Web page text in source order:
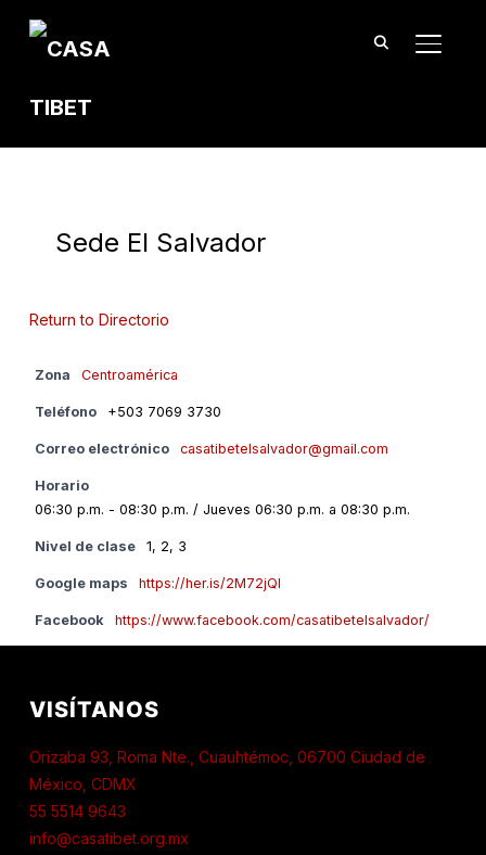
Sede El Salvador
Return to Directorio
Zona Centroamérica
Teléfono +503 7069 3730
Correo electrónico casatibetelsalvador@gmail.com
Horario
06:30 p.m. - 08:30 p.m. / Jueves 06:30 p.m. a 08:30 p.m.
Nivel de clase 1, 2, 3
Google maps https://her.is/2M72jQl
Facebook https://www.facebook.com/casatibetelsalvador/
VISÍTANOS
Orizaba 93, Roma Nte., Cuauhtémoc, 06700 Ciudad de
México, CDMX
55 5514 9643
info@casatibet.org.mx